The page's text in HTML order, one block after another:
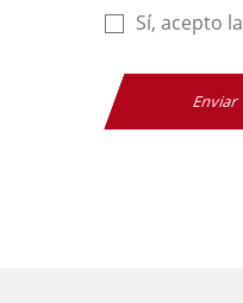
Sí, acepto la
Enviar